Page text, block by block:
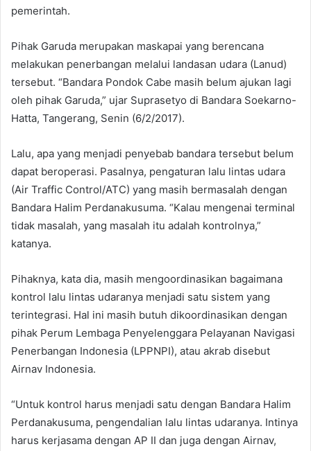
pemerintah.
Pihak Garuda merupakan maskapai yang berencana
melakukan penerbangan melalui landasan udara (Lanud)
tersebut. “Bandara Pondok Cabe masih belum ajukan lagi
oleh pihak Garuda,” ujar Suprasetyo di Bandara Soekarno-
Hatta, Tangerang, Senin (6/2/2017).
Lalu, apa yang menjadi penyebab bandara tersebut belum
dapat beroperasi. Pasalnya, pengaturan lalu lintas udara
(Air Traffic Control/ATC) yang masih bermasalah dengan
Bandara Halim Perdanakusuma. “Kalau mengenai terminal
tidak masalah, yang masalah itu adalah kontrolnya,”
katanya.
Pihaknya, kata dia, masih mengoordinasikan bagaimana
kontrol lalu lintas udaranya menjadi satu sistem yang
terintegrasi. Hal ini masih butuh dikoordinasikan dengan
pihak Perum Lembaga Penyelenggara Pelayanan Navigasi
Penerbangan Indonesia (LPPNPI), atau akrab disebut
Airnav Indonesia.
“Untuk kontrol harus menjadi satu dengan Bandara Halim
Perdanakusuma, pengendalian lalu lintas udaranya. Intinya
harus kerjasama dengan AP II dan juga dengan Airnav,